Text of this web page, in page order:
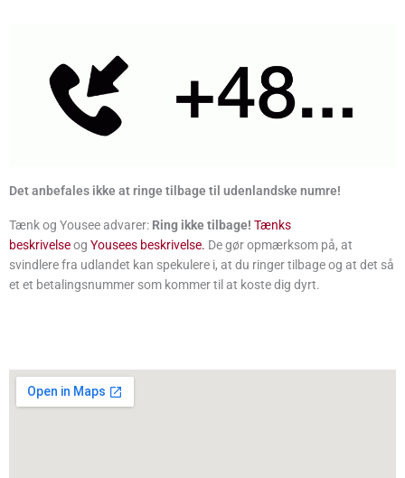
Det anbefales ikke at ringe tilbage til udenlandske numre!
Tænk og Yousee advarer: Ring ikke tilbage! Tænks
beskrivelseog Yousees beskrivelse. De gør opmærksom på, at
svindlere fra udlandet kan spekulere i, at du ringer tilbage og at det så
et et betalingsnummer som kommer til at koste dig dyrt.